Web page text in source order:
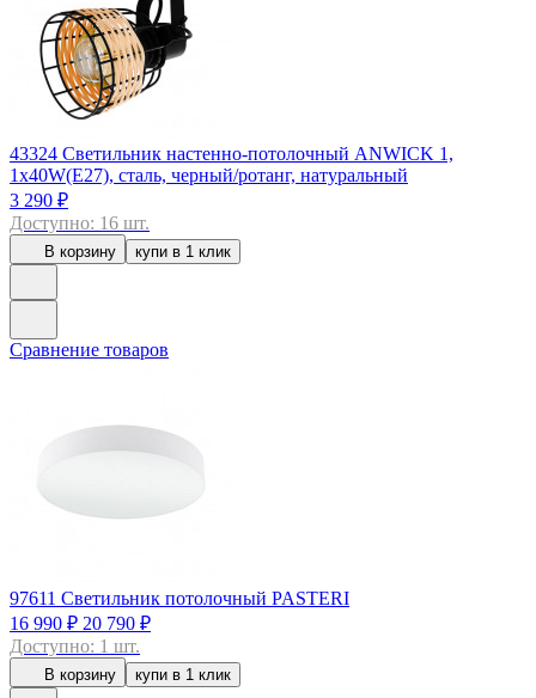
43324 Светильник настенно-потолочный ANWICK 1,
1x40W(E27), сталь, черный/ротанг, натуральный
3 290 ₽
Доступно: 16 шт.
В корзину купи в 1 клик
Сравнение товаров
97611 Светильник потолочный PASTERI
16 990 ₽ 20 790 ₽
Доступно: 1 шт.
В корзину купи в 1 клик